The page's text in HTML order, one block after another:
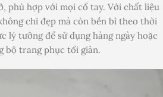
phù hợp với mọi cổ tay. Với chất liệu
chỉ đẹp mà còn bền bỉ theo thời
lý tưởng để sử dụng hàng ngày hoặc
bộ trang phục tối giản.